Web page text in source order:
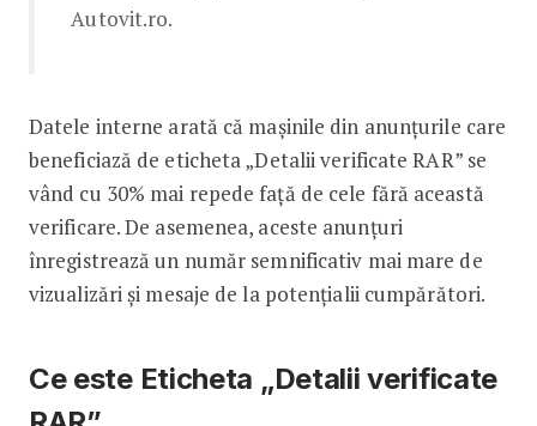
Autovit.ro.
Datele interne arată că mașinile din anunțurile care
beneficiază de eticheta „Detalii verificate RAR” se
vând cu 30% mai repede față de cele fără această
verificare. De asemenea, aceste anunțuri
înregistrează un număr semnificativ mai mare de
vizualizări și mesaje de la potențialii cumpărători.
Ce este Eticheta „Detalii verificate